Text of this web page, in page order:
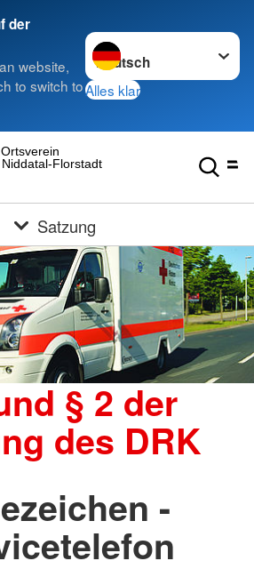
der
website,
to switch to
Sprache wechseln zu
Alles klar
Niddatal-Florstadt
Ortsverein
Satzung
§ 2 der
des DRK
-